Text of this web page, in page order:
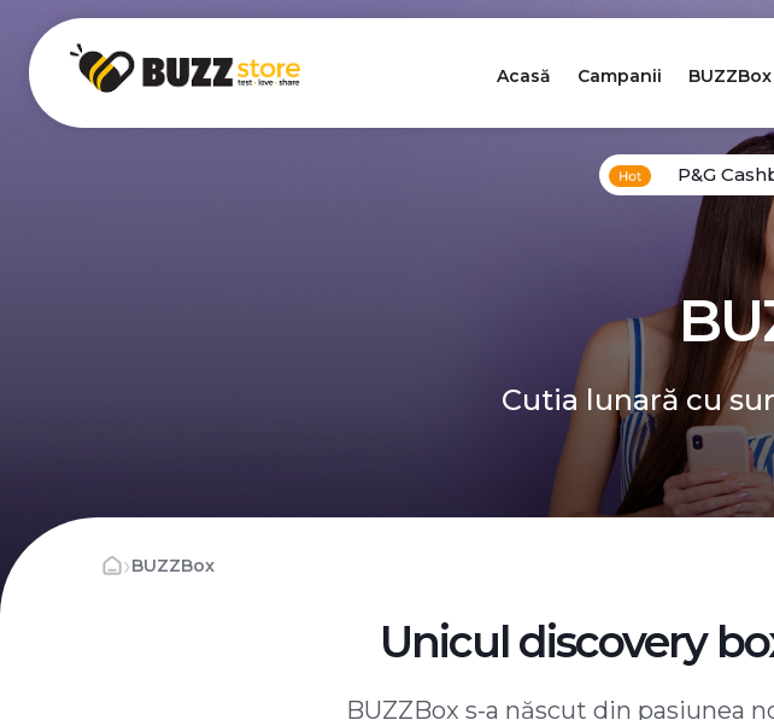
Acasă Campanii BUZZBox
P&G
Cutia lunară cu
›BUZZBox
Unicul discovery
BUZZBox s-a născut din pasiunea